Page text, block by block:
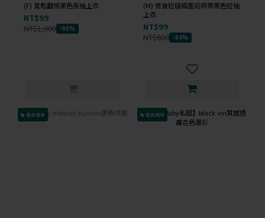
(F) 寬鬆翻領黑色長袖上衣
NT$99
NT$1,000 -90%
(M) 修身短版緞面前綁帶黑色短袖
上衣
NT$99
NT$600 -84%
會員獨享 會員獨享